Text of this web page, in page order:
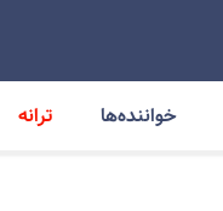
خواننده‌ها ترانه